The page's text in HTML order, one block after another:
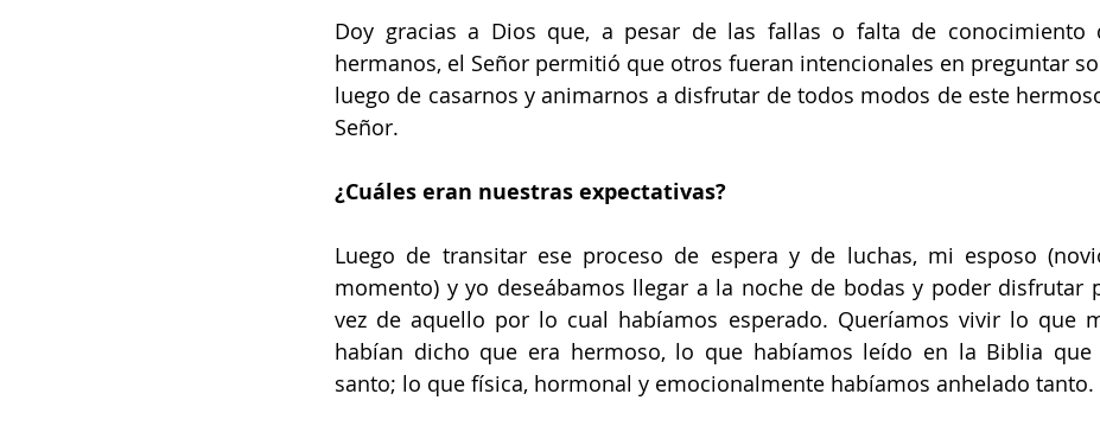
Doy gracias a Dios que, a pesar de las fallas o falta de conocimiento
hermanos, el Señor permitió que otros fueran intencionales en preguntar
luego de casarnos y animarnos a disfrutar de todos modos de este
Señor.
¿Cuáles eran nuestras expectativas?
Luego de transitar ese proceso de espera y de luchas, mi esposo
momento) y yo deseábamos llegar a la noche de bodas y poder disfrutar
vez de aquello por lo cual habíamos esperado. Queríamos vivir lo que
habían dicho que era hermoso, lo que habíamos leído en la Biblia
santo; lo que física, hormonal y emocionalmente habíamos anhelado tanto.